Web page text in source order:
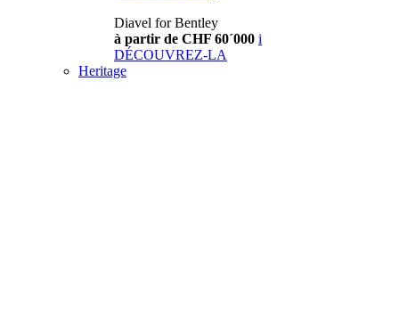
Diavel for Bentley
à partir de CHF 60´000 i
DÉCOUVREZ-LA
Heritage